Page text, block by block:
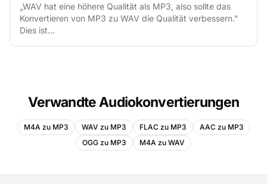
„WAV hat eine höhere Qualität als MP3, also sollte das
Konvertieren von MP3 zu WAV die Qualität verbessern."
Dies ist...
Verwandte Audiokonvertierungen
M4A zu MP3 WAV zu MP3 FLAC zu MP3
AAC zu MP3
OGG zu MP3
M4A zu WAV